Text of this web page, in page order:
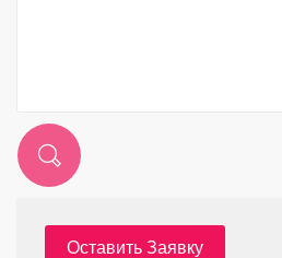
Оставить Заявку